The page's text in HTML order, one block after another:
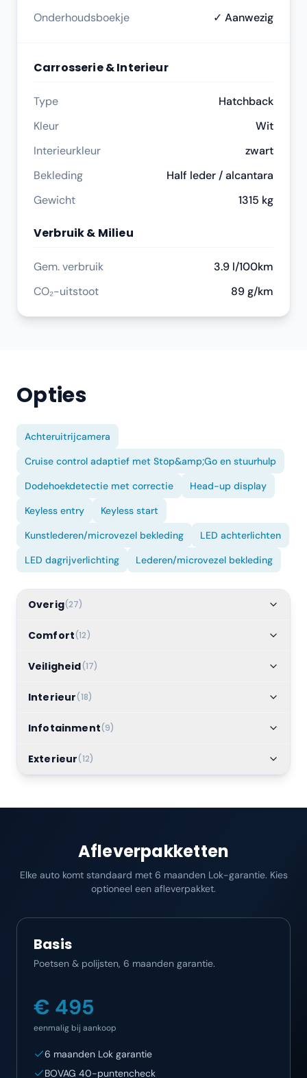
Onderhoudsboekje ✓ Aanwezig
Carrosserie & Interieur
Type
Hatchback
Kleur
Wit
Interieurkleur
zwart
Bekleding
Half leder / alcantara
Gewicht
1315 kg
Verbruik & Milieu
Gem. verbruik
3.9 l/100km
CO₂-uitstoot
89 g/km
Opties
Achteruitrijcamera
Cruise control adaptief met Stop&amp;Go en stuurhulp
Dodehoekdetectie met correctie
Head-up display
Keyless entry
Keyless start
Kunstlederen/microvezel bekleding
LED achterlichten
LED dagrijverlichting
Lederen/microvezel bekleding
Overig(27)
Comfort(12)
Veiligheid(17)
Interieur(18)
Infotainment(9)
Exterieur(12)
Afleverpakketten
Elke auto komt standaard met 6 maanden Lok-garantie. Kies
optioneel een afleverpakket.
Basis
Poetsen & polijsten, 6 maanden garantie.
€ 495
eenmalig bij aankoop
6 maanden Lok garantie
BOVAG 40-puntencheck